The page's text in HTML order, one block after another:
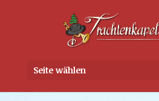
Seite wählen